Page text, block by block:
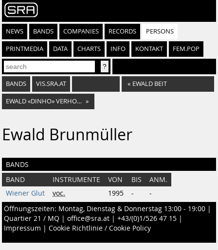
NEWS BANDS COMPANIES RECORDS PERSONS
PRINTMEDIA DATA CHARTS INFO KONTAKT FEM.POP
BANDS VIS.SRA.AT « EWALD BEIT
EWALD «DINHO» VERHOUNIG »
Ewald Brunmüller
BANDS
BAND INSTRUMENTE VON BIS
ANM.
Wiener Glut
voc. 1995 -
-
Öffnungszeiten: Montag, Dienstag & Donnerstag 13:00 - 19:00 |
Quartier 21 / MQ | office@sra.at | +43/(0)1/526 47 15 |
Impressum | Cookie Richtlinie / Cookie Policy